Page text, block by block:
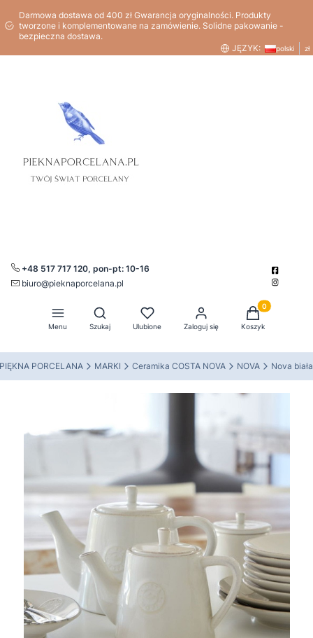
Darmowa dostawa od 400 zł Gwarancja oryginalności. Produkty
tworzone i komplementowane na zamówienie. Solidne pakowanie -
bezpieczna dostawa.
JĘZYK:
polski zł
+48 517 717 120, pon-pt: 10-16
biuro@pieknaporcelana.pl
Menu
Otwórz wyszukiwarkę
Szukaj Ulubione Zaloguj się
Produkty w
Koszyk
PIĘKNA PORCELANA MARKI Ceramika COSTA NOVA NOVA Nova biała